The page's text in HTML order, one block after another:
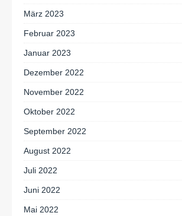
März 2023
Februar 2023
Januar 2023
Dezember 2022
November 2022
Oktober 2022
September 2022
August 2022
Juli 2022
Juni 2022
Mai 2022